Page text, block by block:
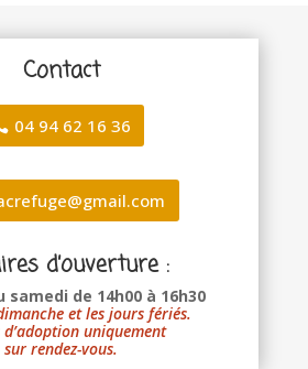
Contact
04 94 62 16 36
d’ouverture :
samedi de 14h00 à 16h30
et les jours fériés.
d’adoption uniquement
sur rendez-vous.